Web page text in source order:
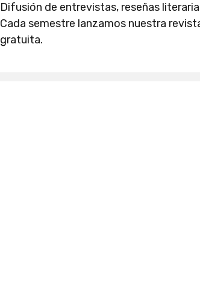
Difusión de entrevistas, reseñas
Cada semestre lanzamos nuestra
gratuita.